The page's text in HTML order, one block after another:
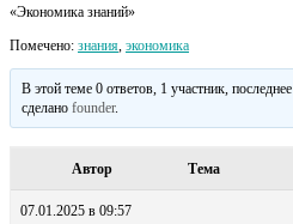
«Экономика знаний»
Помечено: знания, экономика
В этой теме 0 ответов, 1 участник,
сделаноfounder.
Автор Тема
07.01.2025 в 09:57